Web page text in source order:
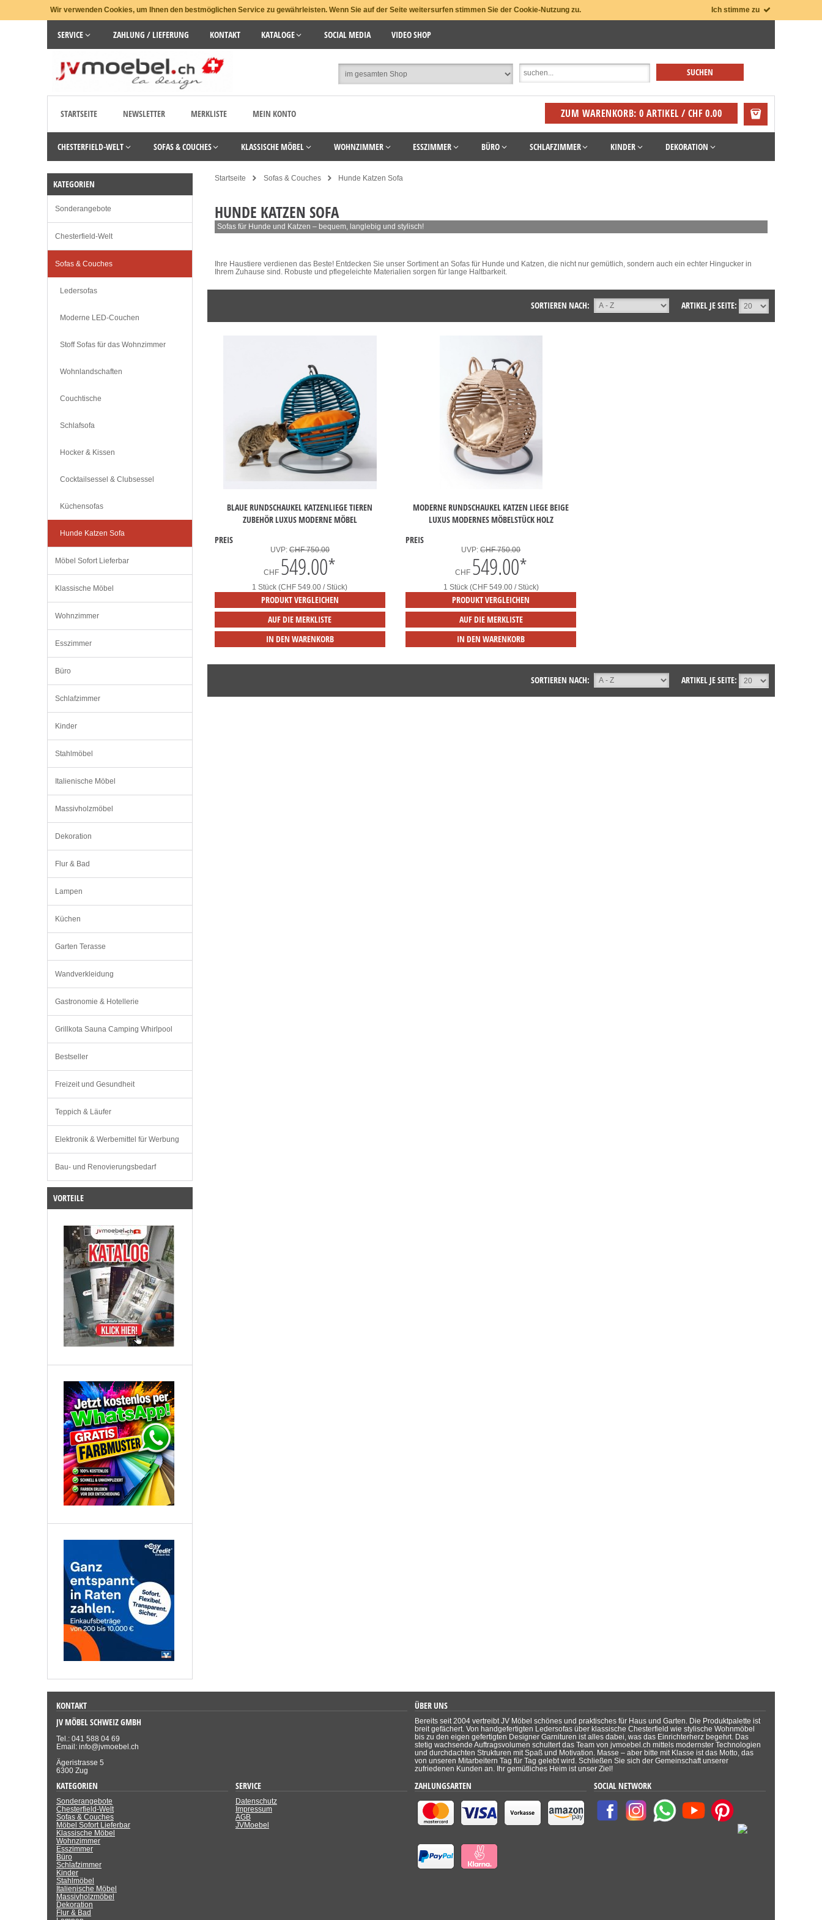
Wir verwenden Cookies, um Ihnen den bestmöglichen Service zu gewährleisten. Wenn Sie auf der Seite weitersurfen stimmen Sie der Cookie-Nutzung zu. Ich stimme zu
SERVICE ZAHLUNG / LIEFERUNG KONTAKT KATALOGE SOCIAL MEDIA VIDEO SHOP
STARTSEITE NEWSLETTER MERKLISTE MEIN KONTO ZUM WARENKORB: 0 ARTIKEL / CHF 0.00
CHESTERFIELD-WELT SOFAS & COUCHES KLASSISCHE MÖBEL WOHNZIMMER ESSZIMMER BÜRO SCHLAFZIMMER KINDER DEKORATION
Startseite Sofas & Couches Hunde Katzen Sofa
HUNDE KATZEN SOFA
Sofas für Hunde und Katzen – bequem, langlebig und stylisch!
Ihre Haustiere verdienen das Beste! Entdecken Sie unser Sortiment an Sofas für Hunde und Katzen, die nicht nur gemütlich, sondern auch ein echter Hingucker in
Ihrem Zuhause sind. Robuste und pflegeleichte Materialien sorgen für lange Haltbarkeit.
ARTIKEL JE SEITE:
SORTIEREN NACH:
BLAUE RUNDSCHAUKEL KATZENLIEGE TIEREN
ZUBEHÖR LUXUS MODERNE MÖBEL
PREIS
UVP: CHF 750.00
CHF 549.00*
1 Stück (CHF 549.00 / Stück)
PRODUKT VERGLEICHEN
AUF DIE MERKLISTE
IN DEN WARENKORB
MODERNE RUNDSCHAUKEL KATZEN LIEGE BEIGE
LUXUS MODERNES MÖBELSTÜCK HOLZ
PREIS
UVP:CHF 750.00
CHF 549.00*
1 Stück (CHF 549.00 / Stück)
PRODUKT VERGLEICHEN
AUF DIE MERKLISTE
IN DEN WARENKORB
ARTIKEL JE SEITE:
SORTIEREN NACH:
KATEGORIEN
Sonderangebote
Chesterfield-Welt
Sofas & Couches
Ledersofas
Moderne LED-Couchen
Stoff Sofas für das Wohnzimmer
Wohnlandschaften
Couchtische
Schlafsofa
Hocker & Kissen
Cocktailsessel & Clubsessel
Küchensofas
Hunde Katzen Sofa
Möbel Sofort Lieferbar
Klassische Möbel
Wohnzimmer
Esszimmer
Büro
Schlafzimmer
Kinder
Stahlmöbel
Italienische Möbel
Massivholzmöbel
Dekoration
Flur & Bad
Lampen
Küchen
Garten Terasse
Wandverkleidung
Gastronomie & Hotellerie
Grillkota Sauna Camping Whirlpool
Bestseller
Freizeit und Gesundheit
Teppich & Läufer
Elektronik & Werbemittel für Werbung
Bau- und Renovierungsbedarf
VORTEILE
KONTAKT
JV MÖBEL SCHWEIZ GMBH
Tel.: 041 588 04 69
Email: info@jvmoebel.ch
Ägeristrasse 5
6300 Zug
ÜBER UNS
Bereits seit 2004 vertreibt JV Möbel schönes und praktisches für Haus und Garten. Die Produktpalette ist
breit gefächert. Von handgefertigten Ledersofas über klassische Chesterfield wie stylische Wohnmöbel
bis zu den eigen gefertigten Designer Garnituren ist alles dabei, was das Einrichterherz begehrt. Das
stetig wachsende Auftragsvolumen schultert das Team von jvmoebel.ch mittels modernster Technologien
und durchdachten Strukturen mit Spaß und Motivation. Masse – aber bitte mit Klasse ist das Motto, das
von unseren Mitarbeitern Tag für Tag gelebt wird. Schließen Sie sich der Gemeinschaft unserer
zufriedenen Kunden an. Ihr gemütliches Heim ist unser Ziel!
KATEGORIEN
Sonderangebote
Chesterfield-Welt
Sofas & Couches
Möbel Sofort Lieferbar
Klassische Möbel
Wohnzimmer
Esszimmer
Büro
Schlafzimmer
Kinder
Stahlmöbel
Italienische Möbel
Massivholzmöbel
Dekoration
Flur & Bad
SERVICE
Datenschutz
Impressum
AGB
JVMoebel
ZAHLUNGSARTEN SOCIAL NETWORK